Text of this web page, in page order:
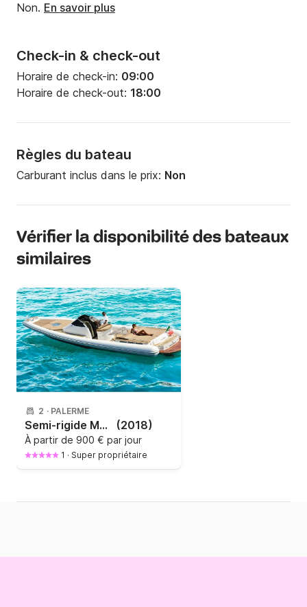
Check-in & check-out
Horaire de check-in: 09:00
Horaire de check-out: 18:00
Règles du bateau
Carburant inclus dans le prix: Non
Non. En savoir plus
Vérifier la disponibilité des bateaux
similaires
2 · PALERME
Semi-rigide Magazzù 11 coupè 640cv (2018)
À partir de 900 € par jour
1 · Super propriétaire